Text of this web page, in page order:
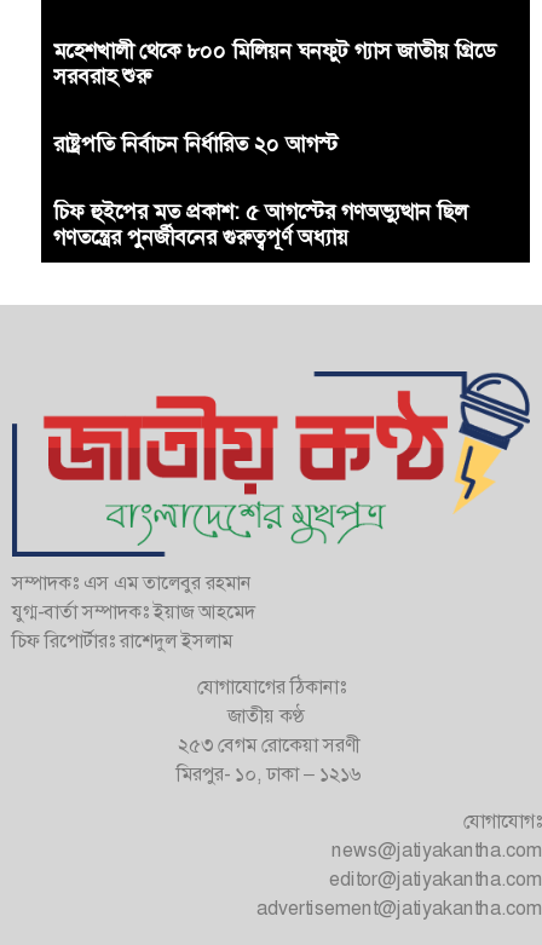
মহেশখালী থেকে ৮০০ মিলিয়ন ঘনফুট গ্যাস জাতীয় গ্রিডে
সরবরাহ শুরু
রাষ্ট্রপতি নির্বাচন নির্ধারিত ২০ আগস্ট
চিফ হুইপের মত প্রকাশ: ৫ আগস্টের গণঅভ্যুত্থান ছিল
গণতন্ত্রের পুনর্জীবনের গুরুত্বপূর্ণ অধ্যায়
সম্পাদকঃ এস এম তালেবুর রহমান
যুগ্ম-বার্তা সম্পাদকঃ ইয়াজ আহমেদ
চিফ রিপোর্টারঃ রাশেদুল ইসলাম
যোগাযোগের ঠিকানাঃ
জাতীয় কণ্ঠ
২৫৩ বেগম রোকেয়া সরণী
মিরপুর- ১০, ঢাকা – ১২১৬
যোগাযোগঃ
news@jatiyakantha.com
editor@jatiyakantha.com
advertisement@jatiyakantha.com